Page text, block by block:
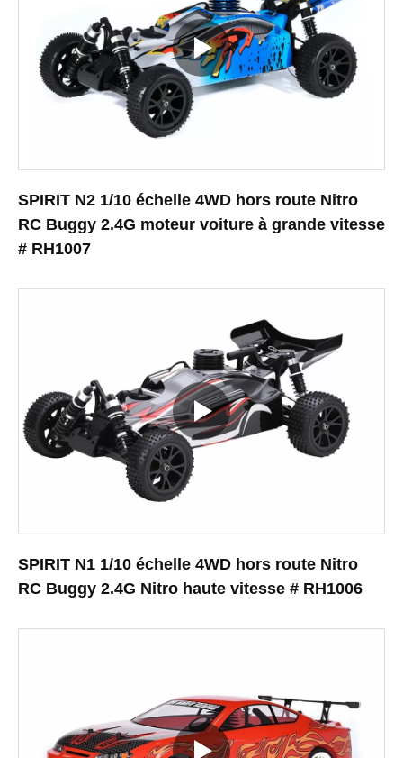
SPIRIT N2 1/10 échelle 4WD hors route Nitro
RC Buggy 2.4G moteur voiture à grande vitesse
# RH1007
SPIRIT N1 1/10 échelle 4WD hors route Nitro
RC Buggy 2.4G Nitro haute vitesse # RH1006